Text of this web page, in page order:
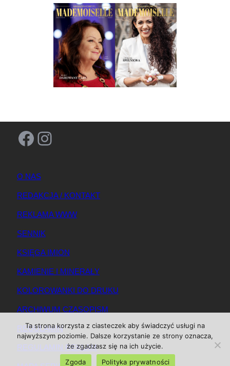
Facebook Instagram
O NAS
REDAKCJA / KONTAKT
REKLAMA WWW
SENNIK
KSIĘGA IMION
KAMIENIE I MINERAŁY
KOLOROWANKI DO DRUKU
ARCHIWUM CZASOPISM
REGULAMIN
REGULAMIN REKLAM
Ta strona korzysta z ciasteczek aby świadczyć usługi na
najwyższym poziomie. Dalsze korzystanie ze strony oznacza,
że zgadzasz się na ich użycie.
Zgoda
Polityka prywatności